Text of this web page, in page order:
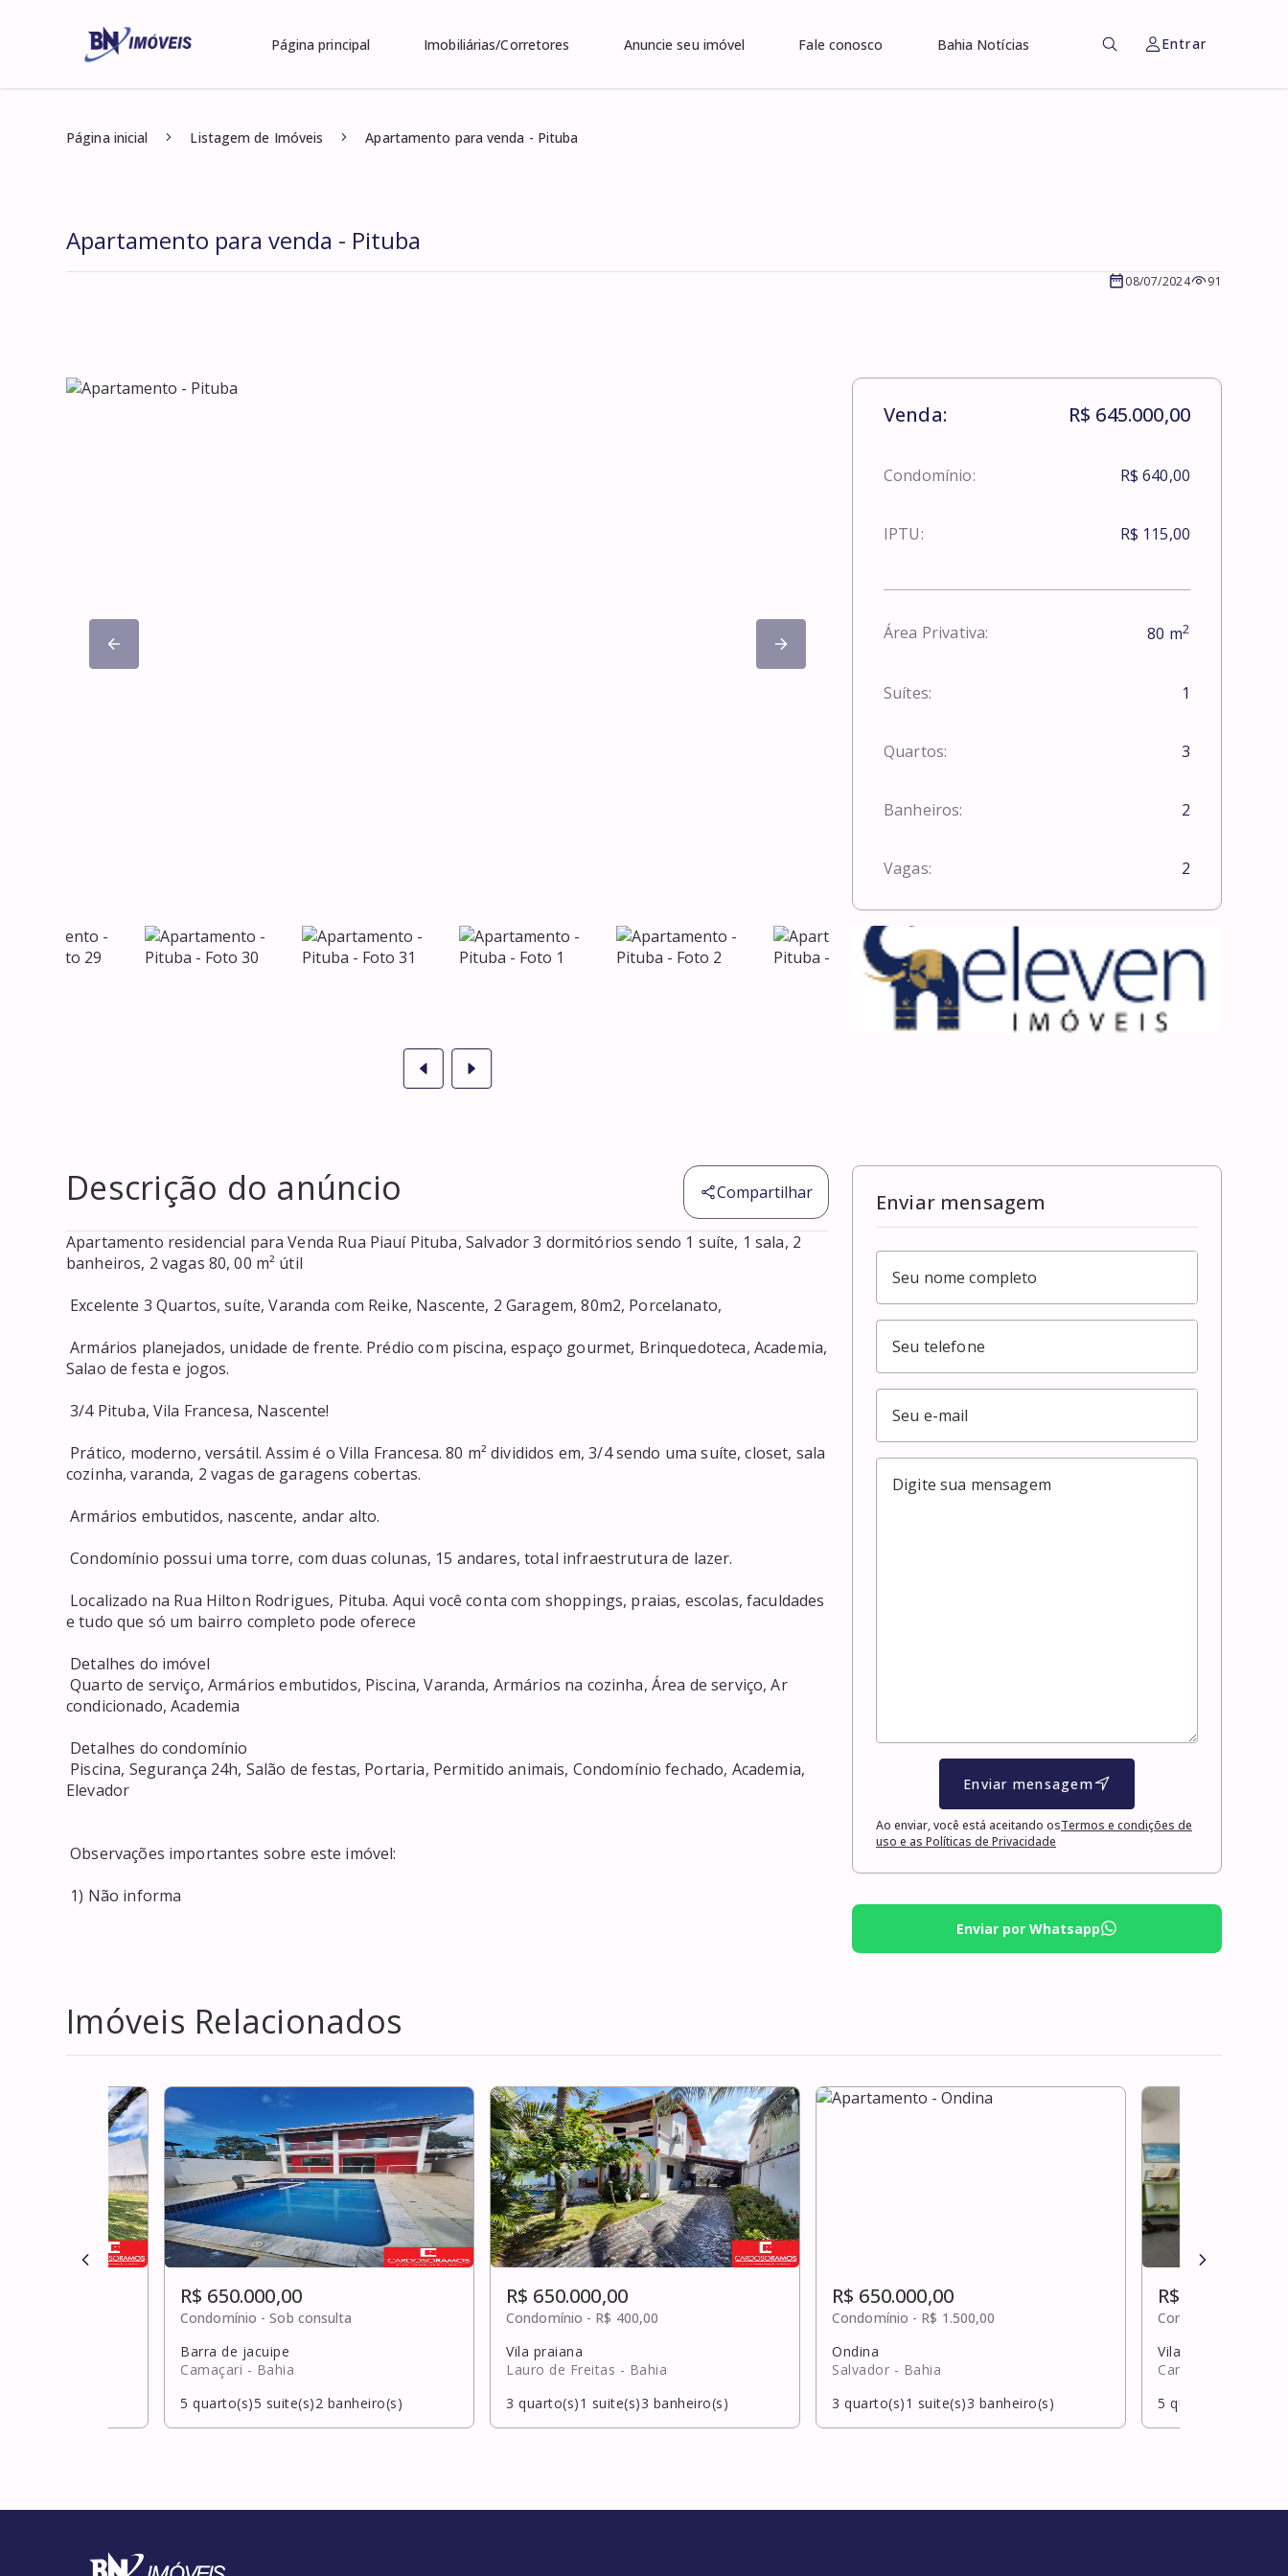
Página principal Imobiliárias/Corretores Anuncie seu imóvel Fale conosco Bahia Notícias Entrar
Página inicial Listagem de Imóveis Apartamento para venda - Pituba
Apartamento para venda - Pituba
08/07/2024 91
Venda: R$ 645.000,00
Condomínio: R$ 640,00
IPTU: R$ 115,00
Área Privativa: 80 m2
Suítes: 1
Quartos: 3
Banheiros: 2
Vagas: 2
Descrição do anúncio Compartilhar
Apartamento residencial para Venda Rua Piauí Pituba, Salvador 3 dormitórios sendo 1 suíte, 1 sala, 2
banheiros, 2 vagas 80, 00 m² útil
Armários planejados, unidade de frente. Prédio com piscina, espaço gourmet, Brinquedoteca, Academia,
Salao de festa e jogos.
3/4 Pituba, Vila Francesa, Nascente!
cozinha, varanda, 2 vagas de garagens cobertas.
Armários embutidos, nascente, andar alto.
Condomínio possui uma torre, com duas colunas, 15 andares, total infraestrutura de lazer.
e tudo que só um bairro completo pode oferece
Quarto de serviço, Armários embutidos, Piscina, Varanda, Armários na cozinha, Área de serviço, Ar
condicionado, Academia
Elevador
Observações importantes sobre este imóvel:
1) Não informa
Enviar mensagem
Enviar mensagem
Ao enviar, você está aceitando osTermos e condições de
uso e as Políticas de Privacidade
Enviar por Whatsapp
Imóveis Relacionados
R$ 650.000,00
Condomínio -Sob consulta
Barra de jacuipe
Camaçari - Bahia
5 quarto(s)5 suite(s)2 banheiro(s)
R$ 650.000,00
Condomínio - R$ 400,00
Vila praiana
Lauro de Freitas - Bahia
3 quarto(s)1 suite(s)3 banheiro(s)
R$ 650.000,00
Condomínio - R$ 1.500,00
Ondina
Salvador - Bahia
3 quarto(s)1 suite(s)3 banheiro(s)
R$ 650.000,00
Condomínio -
Vila de abrantes
Camaçari
5 quarto(s)